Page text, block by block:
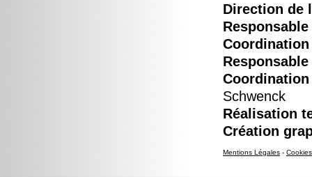
Direction de
Schwenck
Réalisation
Création
Mentions Légales - Cookies